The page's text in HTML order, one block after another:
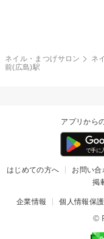
ネイル・まつげサロン ネ
前(広島)駅
アプリから
はじめての方へ お問い合
掲
企業情報 個人情報保
©